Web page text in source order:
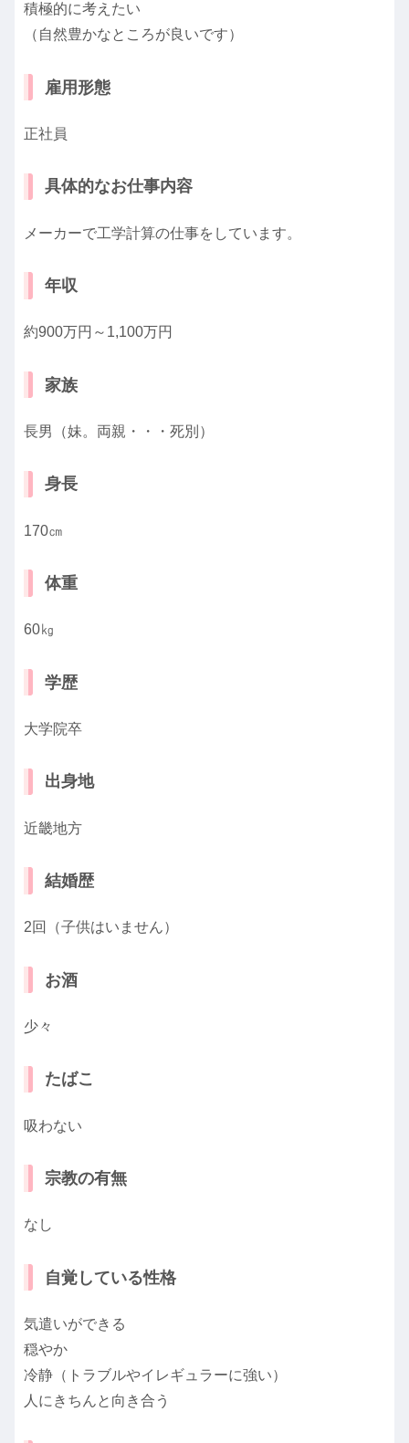
積極的に考えたい
（自然豊かなところが良いです）
雇用形態
正社員
具体的なお仕事内容
メーカーで工学計算の仕事をしています。
年収
約900万円～1,100万円
家族
長男（妹。両親・・・死別）
身長
170㎝
体重
60㎏
学歴
大学院卒
出身地
近畿地方
結婚歴
2回（子供はいません）
お酒
少々
たばこ
吸わない
宗教の有無
なし
自覚している性格
気遣いができる
穏やか
冷静（トラブルやイレギュラーに強い）
人にきちんと向き合う